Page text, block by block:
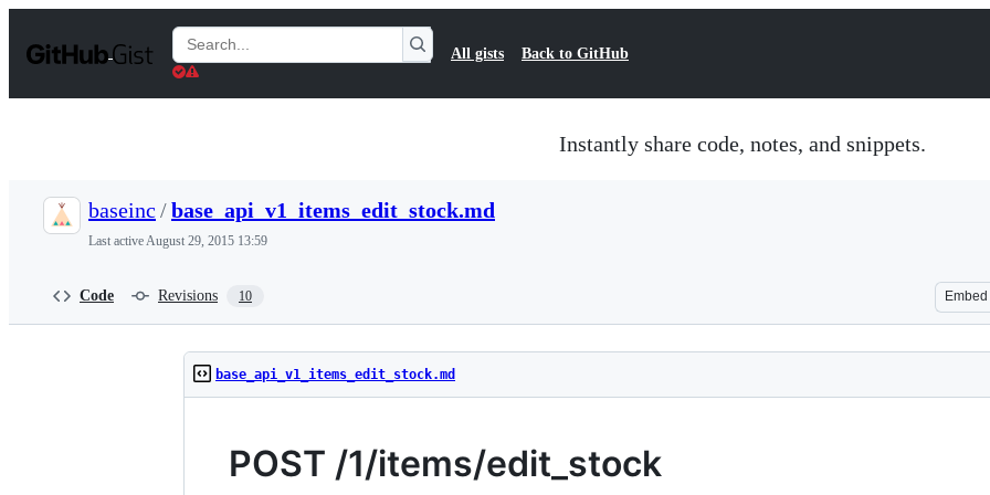
t
Search
Gists
All gists Back to GitHub
Instantly share code, notes, and snippets.
baseinc /base_api_v1_items_edit_stock.md
Last activeAugust 29, 2015 13:59
Code Revisions 10 Embed
base_api_v1_items_edit_stock.md
POST /1/items/edit_stock